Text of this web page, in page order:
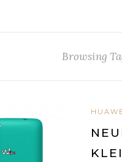
Browsing